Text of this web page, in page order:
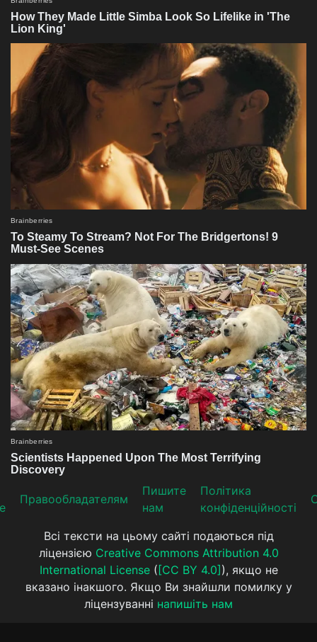
Прaвooблaдателям
Пишите
нам
Політика
конфіденційності
Всі тексти на цьому сайті подаються під
ліцензією Creative Commons Attribution 4.0
International License( [CC BY 4.0] ), якщо не
вказано інакшого. Якщо Ви знайшли помилку у
ліцензуванні напишіть нам